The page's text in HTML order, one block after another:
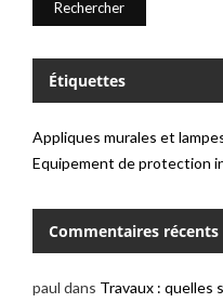
Étiquettes
Appliques murales et
Equipement de protection
Commentaires récents
paul dans Travaux : quelles